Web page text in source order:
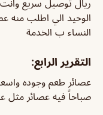
ريال توصيل سريع
الوحيد الي اطلب منه
النساء ب الخدمة
التقرير الرابع:
عصائر طعم وجوده
صباحاً فيه عصائر مثل